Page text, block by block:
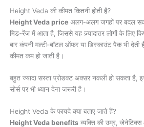
Height Veda की कीमत कितनी होती है?
Height Veda price अलग-अलग जगहों पर बदल
मिड-रेंज में आता है, जिससे यह ज़्यादातर लोगों के लिए
बार कंपनी मल्टी-बॉटल ऑफर या डिस्काउंट पैक भी
कीमत कम हो जाती है।
बहुत ज्यादा सस्ता प्रोडक्ट अक्सर नकली हो सकता है,
सोर्स पर भी ध्यान देना जरूरी है।
Height Veda के फायदे क्या बताए जाते हैं?
Height Veda benefits व्यक्ति की उम्र, जेनेटिक्स